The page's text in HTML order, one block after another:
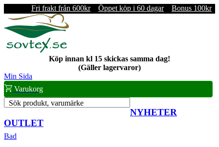
Fri frakt från 600kr Öppet köp i 60 dagar Bonus 100kr
Köp innan kl 15 skickas samma dag!
(Gäller lagervaror)
Min Sida
Varukorg
Sök produkt, varumärke
NYHETER
OUTLET
Bad